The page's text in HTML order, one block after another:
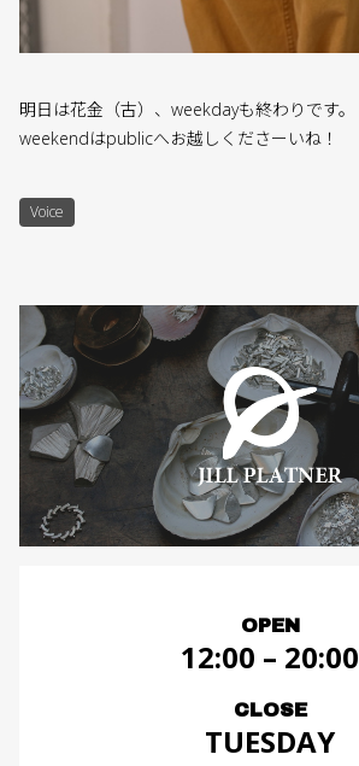
明日は花金（古）、weekdayも終わりです。
weekendはpublicへお越しくださーいね！
Voice
OPEN
12:00 – 20:00
CLOSE
TUESDAY